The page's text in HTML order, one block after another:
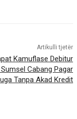
Artikulli tjetër
Kamuflase Debitur
Cabang Pagar
Tanpa Akad Kredit